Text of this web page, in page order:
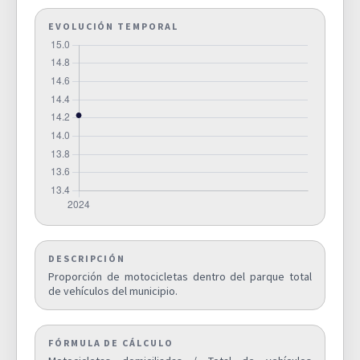
D03A
Superficie municipal
destinada a explotaciones
agrarias y forestales (%).
SUPERIFICIE DE EXPLOTACIONES
0,0000
D03B
Superficie destinada a
explotaciones agrarias y
forestales respecto al suelo
urbano y urbanizable
delimitado de la ciudad (%).
SUPERIFICIE DE EXPLOTACIONES
0,0000
D04
Superficie municipal de suelo
no urbanizable (%).
51,1000
EVOLUCIÓN TEMPORAL
DESCRIPCIÓN
Proporción de motocicletas dentro del parque total
de vehículos del municipio.
FÓRMULA DE CÁLCULO